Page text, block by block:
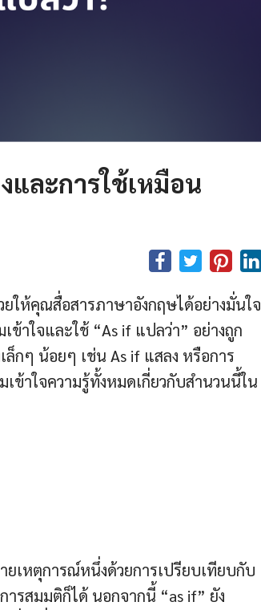
และการใช้เหมือน
ให้คุณสื่อสารภาษาอังกฤษได้อย่างมั่นใจ
ข้าใจและใช้ “As if แปลว่า” อย่างถูก
ล็กๆ น้อยๆ เช่น As if แสลง หรือการ
ข้าใจความรู้ทั้งหมดเกี่ยวกับสำนวนนี้ใน
ยเหตุการณ์หนึ่งด้วยการเปรียบเทียบกับ
รสมมติก็ได้ นอกจากนี้ “as if” ยัง